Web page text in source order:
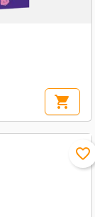
shopping_cart
favorite_border